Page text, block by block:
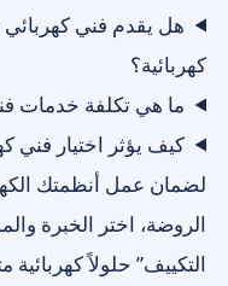
هل يقدم فني
كهربائية؟
ما هي تكلفة خدمات
كيف يؤثر اختيار فني
لضمان عمل أنظمتك
الروضة، اختر الخبرة
التكييف” حلولاً